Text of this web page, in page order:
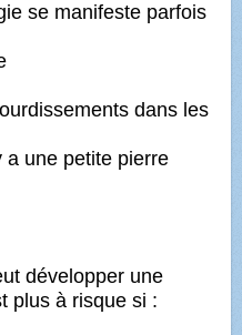
se manifeste parfois
dans les
a une petite pierre
développer une
plus à risque si :